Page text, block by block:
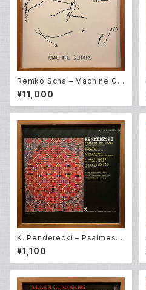
Remko Scha – Machine Gui
tars (LP)
¥11,000
K. Penderecki – Psalmes O
f David + Anaklasis + Sona
ta Per Cello E Orchestra +
Fluorescences + Stabat M
¥1,100